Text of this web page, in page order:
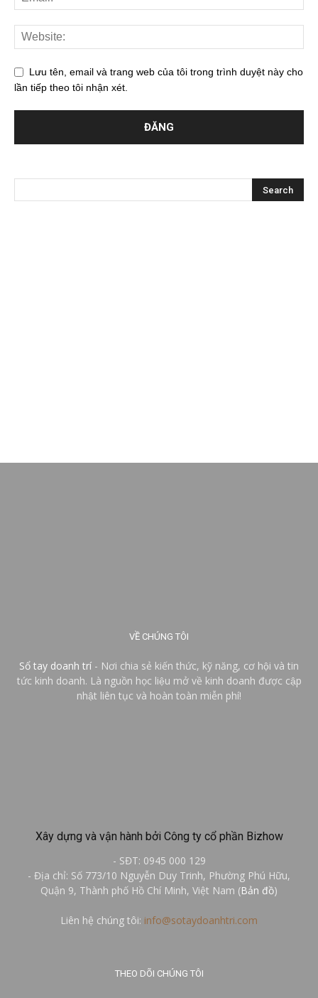
Lưu tên, email và trang web của tôi trong trình duyệt này cho
lần tiếp theo tôi nhận xét.
VỀ CHÚNG TÔI
Sổ tay doanh trí - Nơi chia sẻ kiến thức, kỹ năng, cơ hội và tin
tức kinh doanh. Là nguồn học liệu mở về kinh doanh được cập
nhật liên tục và hoàn toàn miễn phí!
Xây dựng và vận hành bởi Công ty cổ phần Bizhow
- SĐT: 0945 000 129
- Địa chỉ: Số 773/10 Nguyễn Duy Trinh, Phường Phú Hữu,
Quận 9, Thành phố Hồ Chí Minh, Việt Nam (Bản đồ)
Liên hệ chúng tôi: info@sotaydoanhtri.com
THEO DÕI CHÚNG TÔI